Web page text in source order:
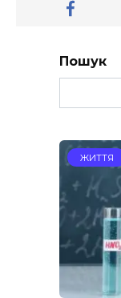
Пошук
ЖИТТЯ